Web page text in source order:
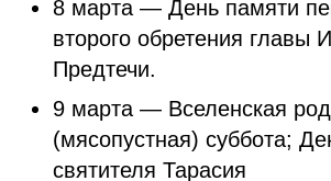
8 марта — День памяти
второго обретения главы
Предтечи.
9 марта — Вселенская
(мясопустная) суббота;
святителя Тарасия